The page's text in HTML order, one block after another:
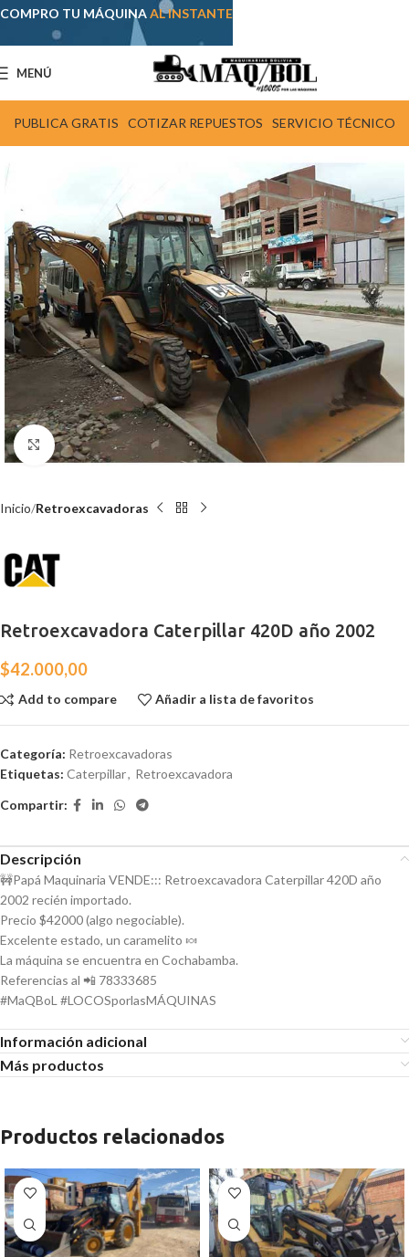
MENÚ
PUBLICA GRATIS COTIZAR REPUESTOS SERVICIO TÉCNICO
Click para agrandar
Inicio Retroexcavadoras
Retroexcavadora Caterpillar 420D año 2002
$42.000,00
Add to compare Añadir a lista de favoritos
Categoría: Retroexcavadoras
Etiquetas: Caterpillar, Retroexcavadora
Compartir:
Descripción
🚧Papá Maquinaria VENDE::: Retroexcavadora Caterpillar 420D año
2002 recién importado.
Precio $42000 (algo negociable).
Excelente estado, un caramelito 🍬
La máquina se encuentra en Cochabamba.
Referencias al 📲 78333685
#MaQBoL #LOCOSporlasMÁQUINAS
Información adicional
Más productos
Productos relacionados
COMPRO TU MÁQUINAAL INSTANTE